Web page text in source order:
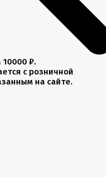
₽.
с розничной
на сайте.